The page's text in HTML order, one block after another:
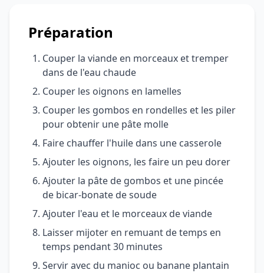
Préparation
Couper la viande en morceaux et tremper
dans de l'eau chaude
Couper les oignons en lamelles
Couper les gombos en rondelles et les piler
pour obtenir une pâte molle
Faire chauffer l'huile dans une casserole
Ajouter les oignons, les faire un peu dorer
Ajouter la pâte de gombos et une pincée
de bicar-bonate de soude
Ajouter l'eau et le morceaux de viande
Laisser mijoter en remuant de temps en
temps pendant 30 minutes
Servir avec du manioc ou banane plantain